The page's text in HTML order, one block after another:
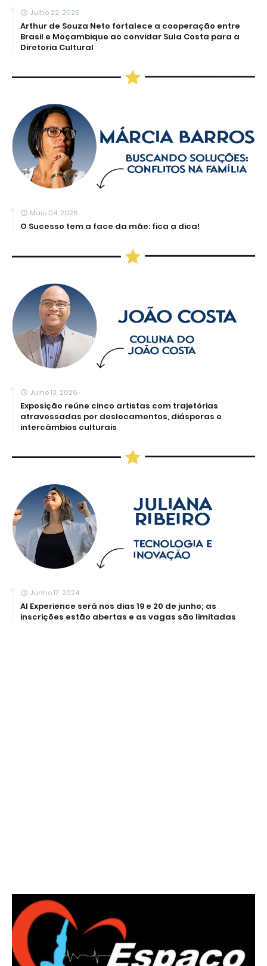
Julho 22, 2026
Arthur de Souza Neto fortalece a cooperação entre
Brasil e Moçambique ao convidar Sula Costa para a
Diretoria Cultural
Maio 04, 2026
O Sucesso tem a face da mãe: fica a dica!
Julho 13, 2026
Exposição reúne cinco artistas com trajetórias
atravessadas por deslocamentos, diásporas e
intercâmbios culturais
Junho 17, 2024
AI Experience será nos dias 19 e 20 de junho; as
inscrições estão abertas e as vagas são limitadas